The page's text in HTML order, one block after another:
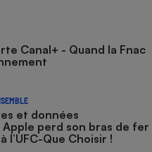
Canal+ - Quand la Fnac
et données
perd son bras de fer
l’UFC-Que Choisir !